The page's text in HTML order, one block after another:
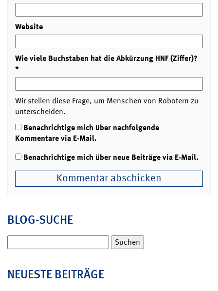
Website
Wie viele Buchstaben hat die Abkürzung HNF (Ziffer)?
*
Wir stellen diese Frage, um Menschen von Robotern zu
unterscheiden.
Benachrichtige mich über nachfolgende
Kommentare via E-Mail.
Benachrichtige mich über neue Beiträge via E-Mail.
BLOG-SUCHE
nach:
NEUESTE BEITRÄGE